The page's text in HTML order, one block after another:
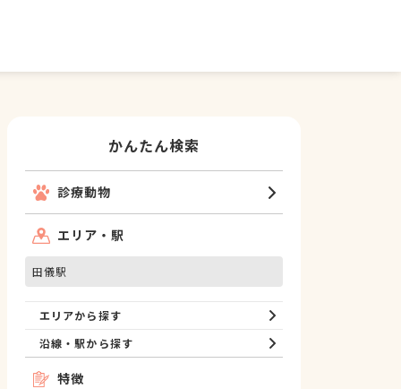
かんたん検索
診療動物
エリア・駅
田儀駅
エリアから探す
沿線・駅から探す
特徴